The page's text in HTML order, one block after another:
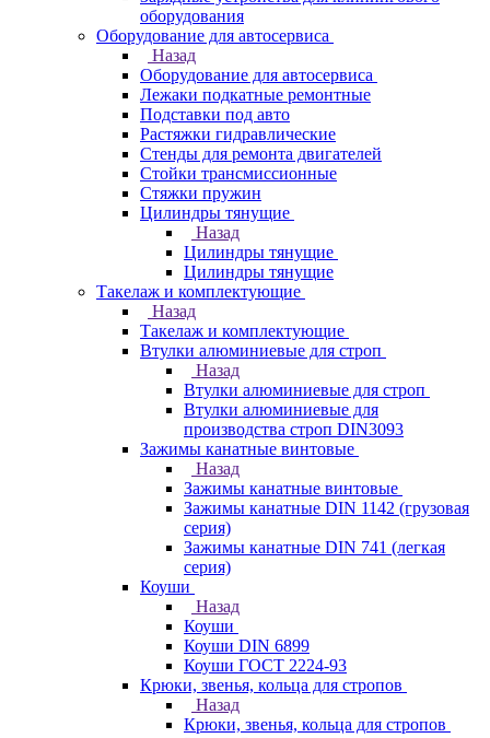
оборудования
Оборудование для автосервиса
Назад
Оборудование для автосервиса
Лежаки подкатные ремонтные
Подставки под авто
Растяжки гидравлические
Стенды для ремонта двигателей
Стойки трансмиссионные
Стяжки пружин
Цилиндры тянущие
Назад
Цилиндры тянущие
Цилиндры тянущие
Такелаж и комплектующие
Назад
Такелаж и комплектующие
Втулки алюминиевые для строп
Назад
Втулки алюминиевые для строп
Втулки алюминиевые для
производства строп DIN3093
Зажимы канатные винтовые
Назад
Зажимы канатные винтовые
Зажимы канатные DIN 1142 (грузовая
серия)
Зажимы канатные DIN 741 (легкая
серия)
Коуши
Назад
Коуши
Коуши DIN 6899
Коуши ГОСТ 2224-93
Крюки, звенья, кольца для стропов
Назад
Крюки, звенья, кольца для стропов